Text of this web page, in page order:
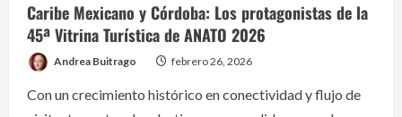
Caribe Mexicano y Córdoba: Los protagonistas de la
45ª Vitrina Turística de ANATO 2026
Andrea Buitrago febrero 26, 2026
Con un crecimiento histórico en conectividad y flujo de